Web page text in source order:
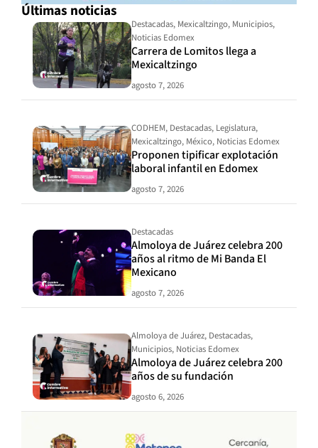
Últimas noticias
Destacadas, Mexicaltzingo, Municipios,
Noticias Edomex
Carrera de Lomitos llega a
Mexicaltzingo
agosto 7, 2026
CODHEM, Destacadas, Legislatura,
Mexicaltzingo, México, Noticias Edomex
Proponen tipificar explotación
laboral infantil en Edomex
agosto 7, 2026
Destacadas
Almoloya de Juárez celebra 200
años al ritmo de Mi Banda El
Mexicano
agosto 7, 2026
Almoloya de Juárez, Destacadas,
Municipios, Noticias Edomex
Almoloya de Juárez celebra 200
años de su fundación
agosto 6, 2026